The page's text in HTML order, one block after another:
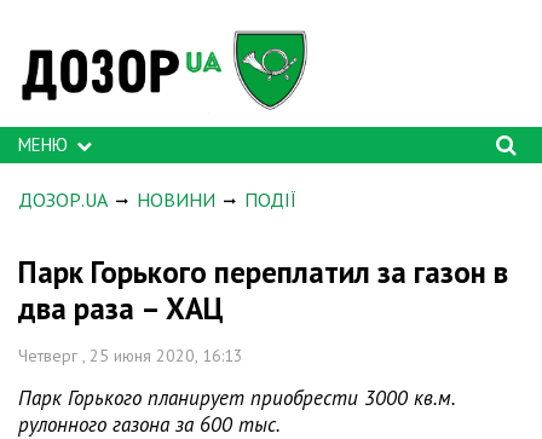
МЕНЮ
ДОЗОР.UA НОВИНИ ПОДІЇ
Парк Горького переплатил за газон в
два раза – ХАЦ
Четверг , 25 июня 2020, 16:13
Парк Горького планирует приобрести 3000 кв.м.
рулонного газона за 600 тыс.